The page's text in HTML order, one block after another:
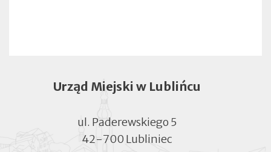
Urząd Miejski w Lublińcu
ul. Paderewskiego 5
42-700 Lubliniec